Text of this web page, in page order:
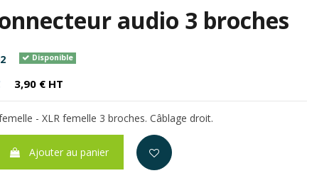
audio 3 broches
Disponible
3,90 € HT
- XLR femelle 3 broches. Câblage droit.
Ajouter au panier